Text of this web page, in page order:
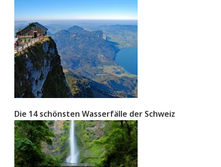
Die 14 schönsten Wasserfälle der Schweiz